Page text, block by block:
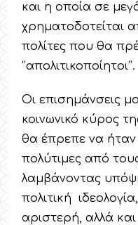
και η οποία σε
χρηματοδοτείται
πολίτες που θα
‘’απολιτικοποίητοι’’.
Οι επισημάνσεις
κοινωνικό κύρος
θα έπρεπε να
πολύτιμες από
λαμβάνοντας
πολιτική
αριστερή, αλλά